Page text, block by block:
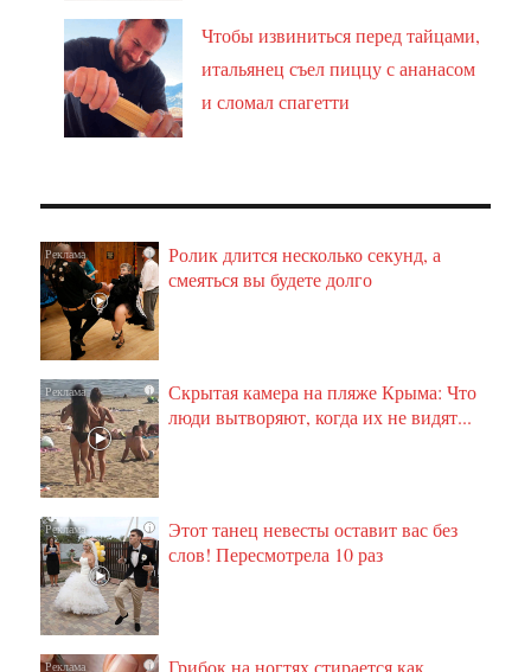
Чтобы извиниться перед тайцами,
итальянец съел пиццу с ананасом
и сломал спагетти
i
Ролик длится несколько секунд, а
смеяться вы будете долго
i
Скрытая камера на пляже Крыма: Что
люди вытворяют, когда их не видят...
i
Этот танец невесты оставит вас без
слов! Пересмотрела 10 раз
i
Грибок на ногтях стирается как